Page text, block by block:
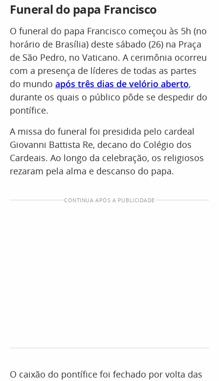
Funeral do papa Francisco
O funeral do papa Francisco começou às 5h (no
horário de Brasília) deste sábado (26) na Praça
de São Pedro, no Vaticano. A cerimônia ocorreu
com a presença de líderes de todas as partes
do mundo após três dias de velório aberto,
durante os quais o público pôde se despedir do
pontífice.
A missa do funeral foi presidida pelo cardeal
Giovanni Battista Re, decano do Colégio dos
Cardeais. Ao longo da celebração, os religiosos
rezaram pela alma e descanso do papa.
CONTINUA APÓS A PUBLICIDADE
O caixão do pontífice foi fechado por volta das